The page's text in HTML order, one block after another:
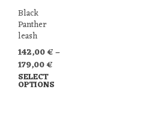
Black
Panther
leash
142,00€–
179,00€
SELECT
OPTIONS